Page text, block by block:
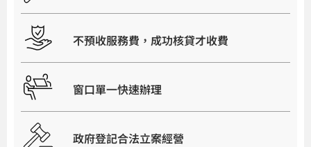
不預收服務費，成功核貸才收費
窗口單一快速辦理
政府登記合法立案經營